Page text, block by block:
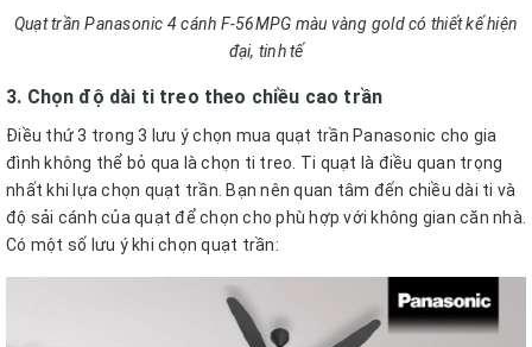
Quạt trần Panasonic 4 cánh F-56MPG màu vàng gold có thiết kế hiện
đại, tinh tế
3. Chọn độ dài ti treo theo chiều cao trần
Điều thứ 3 trong 3 lưu ý chọn mua quạt trần Panasonic cho gia
đình không thể bỏ qua là chọn ti treo. Ti quạt là điều quan trọng
nhất khi lựa chọn quạt trần. Bạn nên quan tâm đến chiều dài ti và
độ sải cánh của quạt để chọn cho phù hợp với không gian căn nhà.
Có một số lưu ý khi chọn quạt trần: